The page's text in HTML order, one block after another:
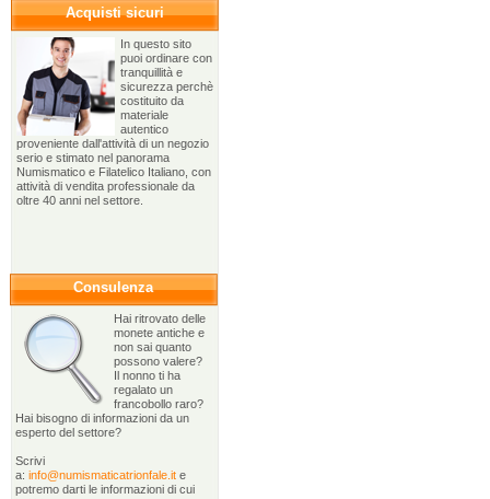
Acquisti sicuri
In questo sito
puoi ordinare con
tranquillità e
sicurezza perchè
costituito da
materiale
autentico
proveniente dall'attività di un negozio
serio e stimato nel panorama
Numismatico e Filatelico Italiano, con
attività di vendita professionale da
oltre 40 anni nel settore.
Consulenza
Hai ritrovato delle
monete antiche e
non sai quanto
possono valere?
Il nonno ti ha
regalato un
francobollo raro?
Hai bisogno di informazioni da un
esperto del settore?
Scrivi
a: info@numismaticatrionfale.it e
potremo darti le informazioni di cui